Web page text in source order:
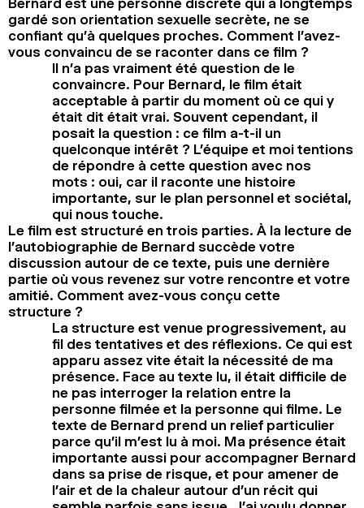
gardé son orientation sexuelle secrète, ne se
confiant qu’à quelques proches. Comment l’avez-
vous convaincu de se raconter dans ce film ?
Il n’a pas vraiment été question de le
convaincre. Pour Bernard, le film était
acceptable à partir du moment où ce qui y
était dit était vrai. Souvent cependant, il
posait la question : ce film a-t-il un
quelconque intérêt ? L’équipe et moi tentions
de répondre à cette question avec nos
mots : oui, car il raconte une histoire
importante, sur le plan personnel et sociétal,
qui nous touche.
Le film est structuré en trois parties. À la lecture de
l’autobiographie de Bernard succède votre
discussion autour de ce texte, puis une dernière
partie où vous revenez sur votre rencontre et votre
amitié. Comment avez-vous conçu cette
structure ?
La structure est venue progressivement, au
fil des tentatives et des réflexions. Ce qui est
apparu assez vite était la nécessité de ma
présence. Face au texte lu, il était difficile de
ne pas interroger la relation entre la
personne filmée et la personne qui filme. Le
texte de Bernard prend un relief particulier
parce qu’il m’est lu à moi. Ma présence était
importante aussi pour accompagner Bernard
dans sa prise de risque, et pour amener de
l’air et de la chaleur autour d’un récit qui